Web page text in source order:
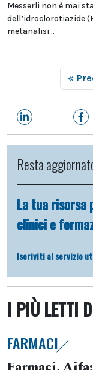
Messerli non è mai
dell’idroclorotiazide
metanalisi...
«
Resta
La tua risorsa
clinici e
Iscriviti al servizio
I PIÙ LETTI
FARMACI